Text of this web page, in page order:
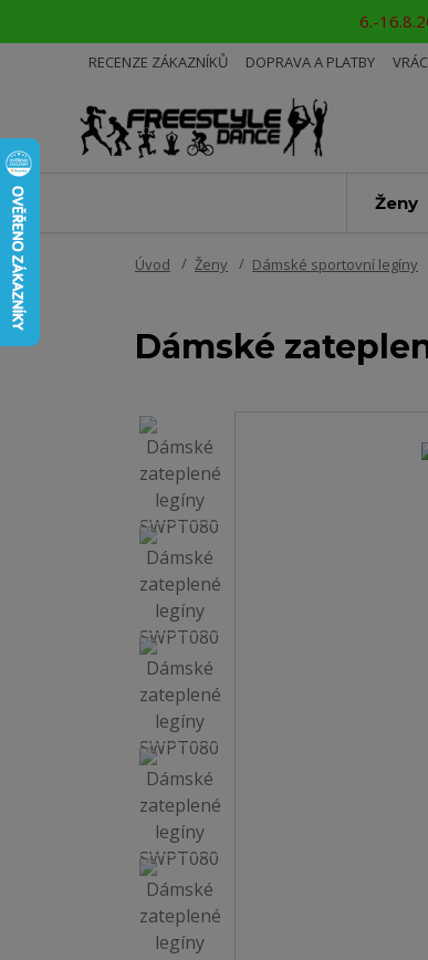
6.-
RECENZE ZÁKAZNÍKŮ DOPRAVA A PLATBY
Ženy
Úvod Ženy Dámské sportovní legíny
Dámské